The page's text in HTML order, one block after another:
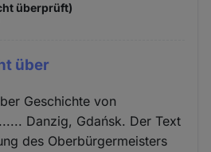
überprüft)
über
Geschichte von
Danzig, Gdańsk. Der Text
des Oberbürgermeisters